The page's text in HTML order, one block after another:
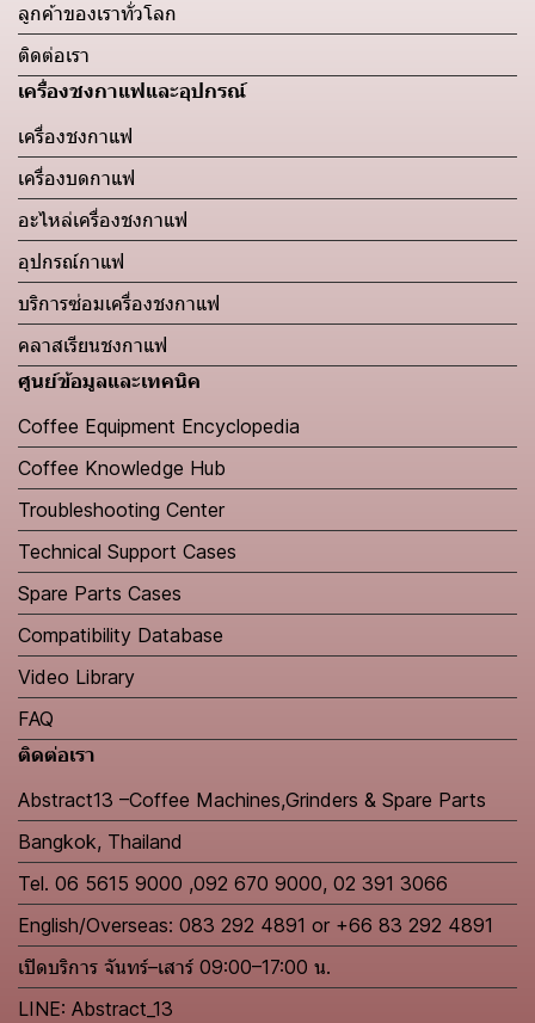
ลูกค้าของเราทั่วโลก
ติดต่อเรา
เครื่องชงกาแฟและอุปกรณ์
เครื่องชงกาแฟ
เครื่องบดกาแฟ
อะไหล่เครื่องชงกาแฟ
อุปกรณ์กาแฟ
บริการซ่อมเครื่องชงกาแฟ
คลาสเรียนชงกาแฟ
ศูนย์ข้อมูลและเทคนิค
Coffee Equipment Encyclopedia
Coffee Knowledge Hub
Troubleshooting Center
Technical Support Cases
Spare Parts Cases
Compatibility Database
Video Library
FAQ
ติดต่อเรา
Abstract13 –Coffee Machines,Grinders & Spare Parts
Bangkok, Thailand
Tel. 06 5615 9000 ,092 670 9000, 02 391 3066
English/Overseas: 083 292 4891 or +66 83 292 4891
เปิดบริการ จันทร์–เสาร์ 09:00–17:00 น.
LINE: Abstract_13